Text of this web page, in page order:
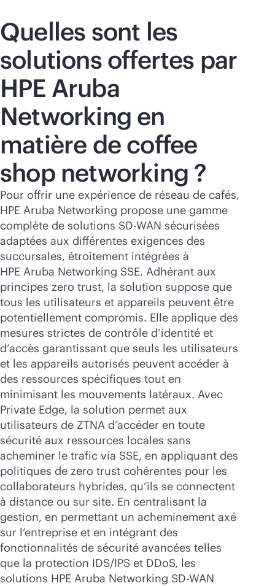
Quelles sont les
solutions offertes par
HPE Aruba
Networking en
matière de coffee
shop networking ?
Pour offrir une expérience de réseau de cafés,
HPE Aruba Networking propose une gamme
complète de solutions SD-WAN sécurisées
adaptées aux différentes exigences des
succursales, étroitement intégrées à
HPE Aruba Networking SSE. Adhérant aux
principes zero trust, la solution suppose que
tous les utilisateurs et appareils peuvent être
potentiellement compromis. Elle applique des
mesures strictes de contrôle d’identité et
d’accès garantissant que seuls les utilisateurs
et les appareils autorisés peuvent accéder à
des ressources spécifiques tout en
minimisant les mouvements latéraux. Avec
Private Edge, la solution permet aux
utilisateurs de ZTNA d’accéder en toute
sécurité aux ressources locales sans
acheminer le trafic via SSE, en appliquant des
politiques de zero trust cohérentes pour les
collaborateurs hybrides, qu’ils se connectent
à distance ou sur site. En centralisant la
gestion, en permettant un acheminement axé
sur l’entreprise et en intégrant des
fonctionnalités de sécurité avancées telles
que la protection IDS/IPS et DDoS, les
solutions HPE Aruba Networking SD-WAN